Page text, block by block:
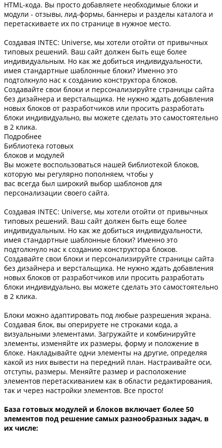
HTML-кода. Вы просто добавляете необходимые блоки и
модули - отзывы, лид-формы, баннеры и разделы каталога и
перетаскиваете их по странице в нужное место.
Создавая INTEC: Universe, мы хотели отойти от привычных
типовых решений. Ваш сайт должен быть еще более
индивидуальным. Но как же добиться индивидуальности,
имея стандартные шаблонные блоки? Именно это
подтолкнуло нас к созданию конструктора блоков.
Создавайте свои блоки и персонализируйте страницы сайта
без дизайнера и верстальщика. Не нужно ждать добавления
новых блоков от разработчиков или просить разработать
блоки индивидуально, вы можете сделать это самостоятельно
в 2 клика.
Подробнее
Библиотека готовых
блоков и модулей
Вы можете воспользоваться нашей библиотекой блоков,
которую мы регулярно пополняем, чтобы у
вас всегда был широкий выбор шаблонов для
персонализации своего сайта.
Создавая INTEC: Universe, мы хотели отойти от привычных
типовых решений. Ваш сайт должен быть еще более
индивидуальным. Но как же добиться индивидуальности,
имея стандартные шаблонные блоки? Именно это
подтолкнуло нас к созданию конструктора блоков.
Создавайте свои блоки и персонализируйте страницы сайта
без дизайнера и верстальщика. Не нужно ждать добавления
новых блоков от разработчиков или просить разработать
блоки индивидуально, вы можете сделать это самостоятельно
в 2 клика.
Блоки можно адаптировать под любые разрешения экрана.
Создавая блок, вы оперируете не строками кода, а
визуальными элементами. Загружайте и комбинируйте
элементы, изменяйте их размеры, форму и положение в
блоке. Накладывайте одни элементы на другие, определяя
какой из них вывести на передний план. Настраивайте оси,
отступы, размеры. Меняйте размер и расположение
элементов перетаскиванием как в области редактирования,
так и через настройки элементов. Все просто!
База готовых модулей и блоков включает более 50
элементов под решение самых разнообразных задач, в
их числе: